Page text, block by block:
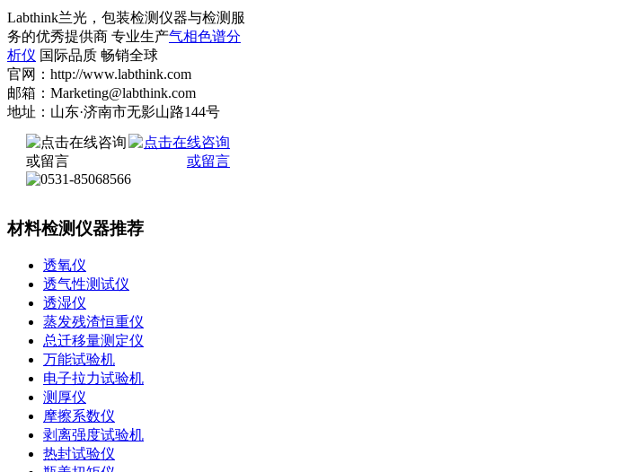
Labthink兰光，包装检测仪器与检测服
务的优秀提供商 专业生产气相色谱分
析仪 国际品质 畅销全球
官网：http://www.labthink.com
邮箱：Marketing@labthink.com
地址：山东·济南市无影山路144号
材料检测仪器推荐
透氧仪
透气性测试仪
透湿仪
蒸发残渣恒重仪
总迁移量测定仪
万能试验机
电子拉力试验机
测厚仪
摩擦系数仪
剥离强度试验机
热封试验仪